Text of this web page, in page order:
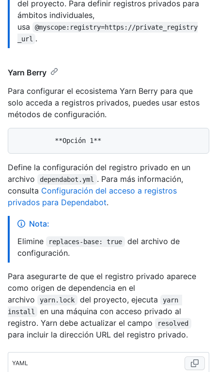
del proyecto. Para definir registros privados para
ámbitos individuales,
usa
@myscope:registry=https://private_registry
_url .
Yarn Berry
Para configurar el ecosistema Yarn Berry para que
solo acceda a registros privados, puedes usar estos
métodos de configuración.
Define la configuración del registro privado en un
archivo
dependabot.yml
. Para más información,
consulta Configuración del acceso a registros
privados para Dependabot.
Nota:
Elimine
replaces-base: true
del archivo de
configuración.
Para asegurarte de que el registro privado aparece
como origen de dependencia en el
archivo
yarn.lock del proyecto, ejecuta
yarn
install
en una máquina con acceso privado al
registro. Yarn debe actualizar el campo
resolved
para incluir la dirección URL del registro privado.
YAML